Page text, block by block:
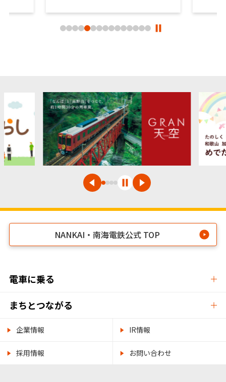
NANKAI・南海電鉄公式 TOP
電車に乗る
まちとつながる
企業情報 IR情報
採用情報 お問い合わせ